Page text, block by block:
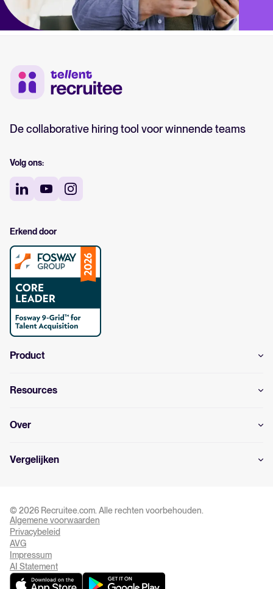
De collaborative hiring tool voor winnende teams
Volg ons:
Erkend door
Product
Resources
Over
Privacy Settings
Vergelijken
© 2026 Recruitee.com. Alle rechten voorbehouden.
Algemene voorwaarden
Privacybeleid
AVG
Impressum
AI Statement